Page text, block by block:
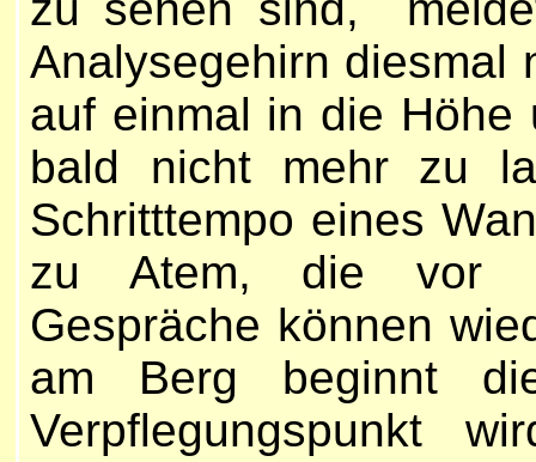
Analysegehirn diesmal
auf einmal in die
bald nicht mehr zu
Schritttempo eines
zu Atem, die vor 1
Gespräche können
am Berg beginnt
Verpflegungspunkt